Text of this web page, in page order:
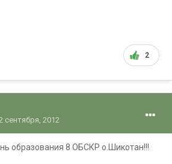
2
сентября, 2012
образования 8 ОБСКР о.Шикотан!!!